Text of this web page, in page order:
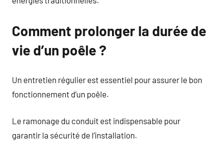
Comment prolonger la durée de
vie d’un poêle ?
Un entretien régulier est essentiel pour assurer le bon
fonctionnement d’un poêle.
Le ramonage du conduit est indispensable pour
garantir la sécurité de l’installation.